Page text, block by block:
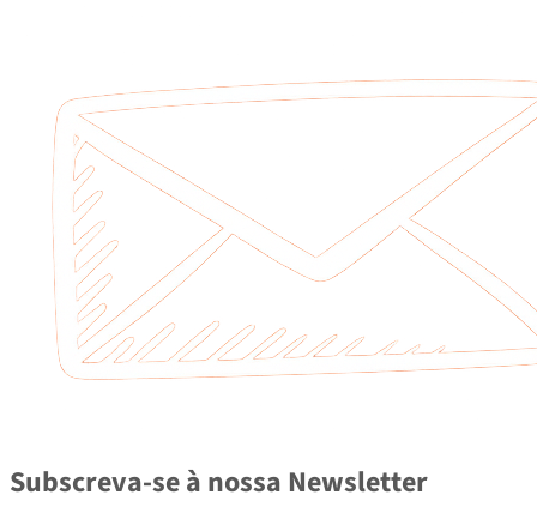
Subscreva-se à nossa Newsletter